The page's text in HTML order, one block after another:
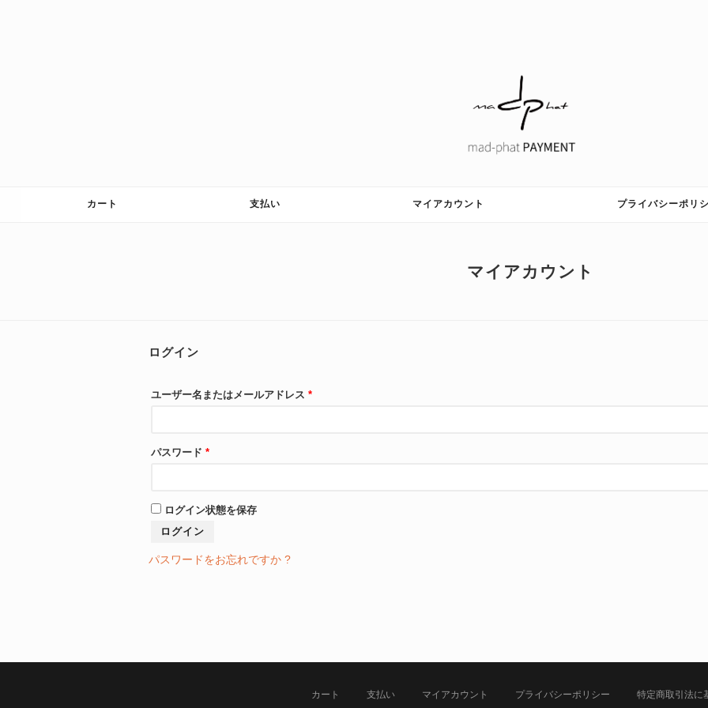
カート 支払い マイアカウント プライバシーポリ
マイアカウント
ログイン
ユーザー名またはメールアドレス*
パスワード*
ログイン状態を保存
ログイン
パスワードをお忘れですか ?
カート 支払い マイアカウント プライバシーポリシー 特定商取引法に